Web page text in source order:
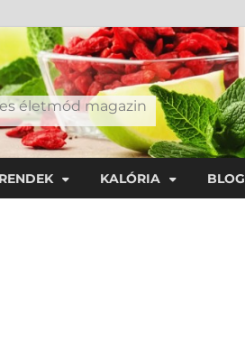
életmód magazin
KALÓRIA BLOG